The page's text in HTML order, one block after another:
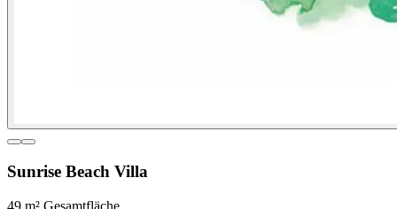
Sunrise Beach Villa
49 m² Gesamtfläche